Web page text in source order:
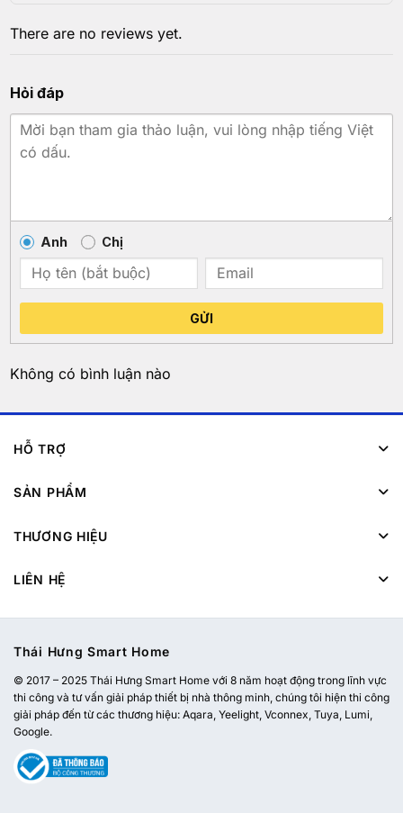
There are no reviews yet.
Hỏi đáp
Anh Chị
GỬI
Không có bình luận nào
HỖ TRỢ
SẢN PHẨM
THƯƠNG HIỆU
LIÊN HỆ
Thái Hưng Smart Home
© 2017 – 2025 Thái Hưng Smart Home với 8 năm hoạt động trong lĩnh vực
thi công và tư vấn giải pháp thiết bị nhà thông minh, chúng tôi hiện thi công
giải pháp đến từ các thương hiệu: Aqara, Yeelight, Vconnex, Tuya, Lumi,
Google.